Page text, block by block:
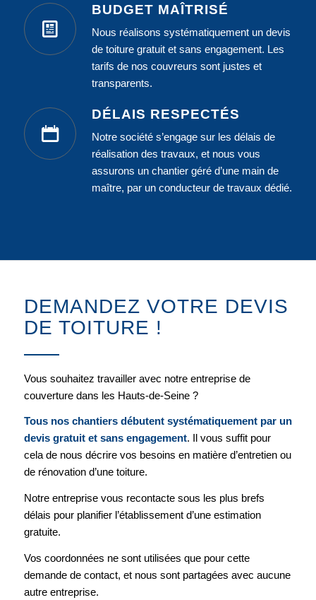
BUDGET MAÎTRISÉ
Nous réalisons systématiquement un devis
de toiture gratuit et sans engagement. Les
tarifs de nos couvreurs sont justes et
transparents.
DÉLAIS RESPECTÉS
Notre société s’engage sur les délais de
réalisation des travaux, et nous vous
assurons un chantier géré d’une main de
maître, par un conducteur de travaux dédié.
DEMANDEZ VOTRE DEVIS
DE TOITURE !
Vous souhaitez travailler avec notre entreprise de
couverture dans les Hauts-de-Seine ?
Tous nos chantiers débutent systématiquement par un
devis gratuit et sans engagement. Il vous suffit pour
cela de nous décrire vos besoins en matière d’entretien ou
de rénovation d’une toiture.
Notre entreprise vous recontacte sous les plus brefs
délais pour planifier l’établissement d’une estimation
gratuite.
Vos coordonnées ne sont utilisées que pour cette
demande de contact, et nous sont partagées avec aucune
autre entreprise.